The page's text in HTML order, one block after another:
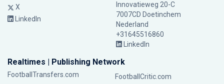
X
LinkedIn
Innovatieweg 20-C
7007CD Doetinchem
Nederland
+31645516860
LinkedIn
Realtimes | Publishing Network
FootballTransfers.com FootballCritic.com